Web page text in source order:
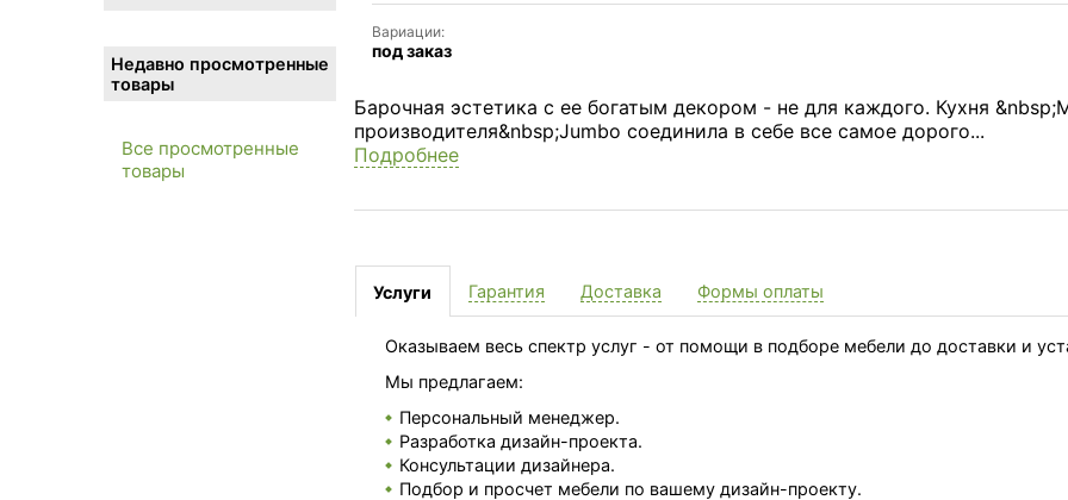
Недавно просмотренные
товары
Все просмотренные
товары
Барочная эстетика с ее богатым декором - не для каждого. Кухня
производителя&nbsp;Jumbo соединила в себе все самое дорого...
Подробнее
Вариации:
под заказ
Услуги
Оказываем весь спектр услуг - от помощи в подборе мебели до доставки и
Мы предлагаем:
Персональный менеджер.
Разработка дизайн-проекта.
Консультации дизайнера.
Подбор и просчет мебели по вашему дизайн-проекту.
Гарантия Доставка Формы оплаты